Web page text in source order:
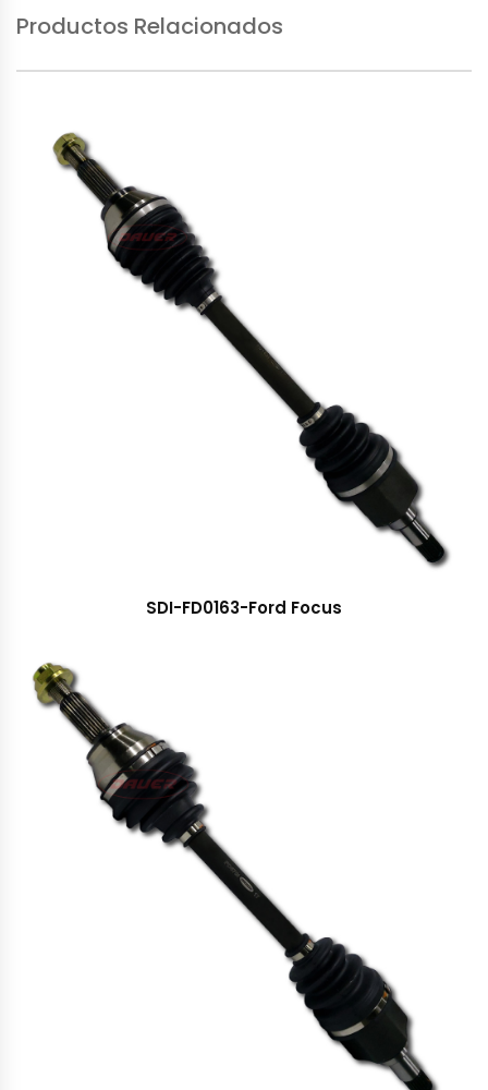
Productos Relacionados
SDI-FD0163-Ford Focus